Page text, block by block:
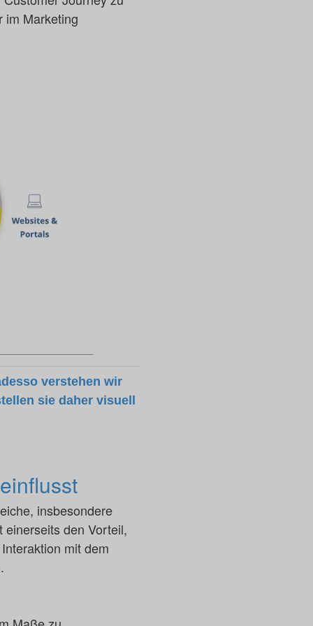
im Marketing
verstehen wir
sie daher visuell
insbesondere
den Vorteil,
mit dem